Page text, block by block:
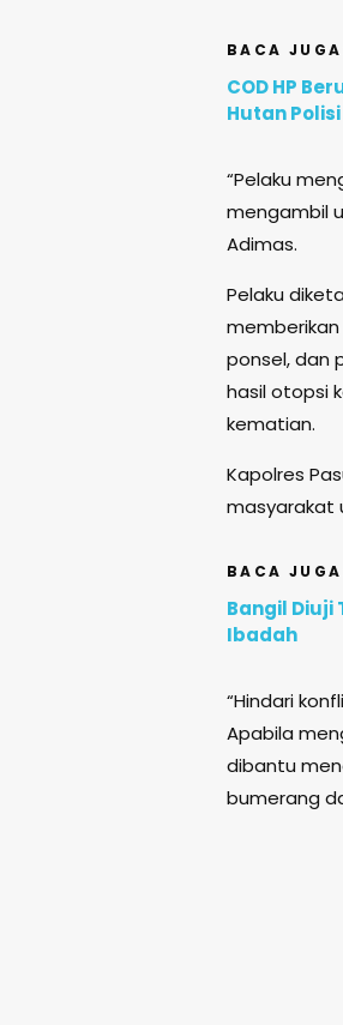
BACA
COD HP
Hutan
“Pelaku
mengambil
Adimas.
Pelaku
ponsel, dan
hasil otopsi
kematian.
Kapolres
masyarakat
BACA
Bangil Diuji
Ibadah
“Hindari
Apabila
dibantu
bumerang